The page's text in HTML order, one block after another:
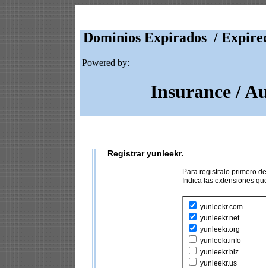
Dominios Expirados /
Powered by:
Insurance /
Registrar yunleekr.
Para registralo primero
Indica las extensiones
yunleekr.com
yunleekr.net
yunleekr.org
yunleekr.info
yunleekr.biz
yunleekr.us